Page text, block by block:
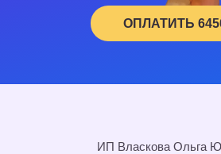
ОПЛАТИТЬ
ИП Власкова Ольга